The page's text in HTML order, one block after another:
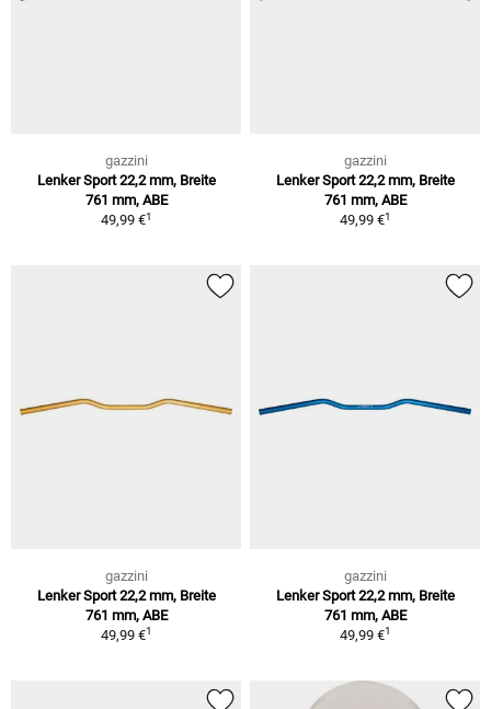
gazzini
Lenker Sport 22,2 mm, Breite
761 mm, ABE
49,99 €1
gazzini
Lenker Sport 22,2 mm, Breite
761 mm, ABE
49,99 €1
gazzini
Lenker Sport 22,2 mm, Breite
761 mm, ABE
49,99 €1
gazzini
Lenker Sport 22,2 mm, Breite
761 mm, ABE
49,99 €1